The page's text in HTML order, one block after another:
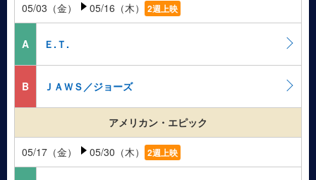
05/03（金） 05/16（木） 2週上映
A Ｅ.Ｔ.
B ＪＡＷＳ／ジョーズ
アメリカン・エピック
05/17（金） 05/30（木） 2週上映